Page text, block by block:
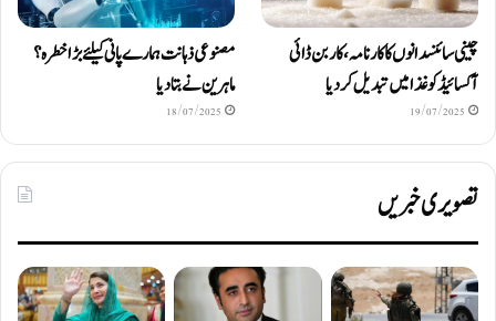
چینی سائنسدانوں کا کارنامہ، کاربن ڈائی
آکسائیڈ کو غذا میں تبدیل کردیا
19/07/2025
مصنوعی ذہانت ہمارے پانی کیلئے بڑا خطرہ؟
ماہرین نے بتا دیا
18/07/2025
تصویری خبریں